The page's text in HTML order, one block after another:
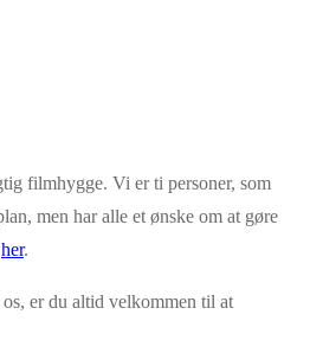
filmhygge. Vi er ti personer, som
men har alle et ønske om at gøre
her.
er du altid velkommen til at